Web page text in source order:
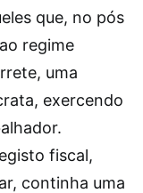
que, no pós
regime
uma
exercendo
fiscal,
continha uma